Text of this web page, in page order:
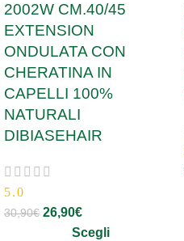
2002W CM.40/45
EXTENSION
ONDULATA CON
CHERATINA IN
CAPELLI 100%
NATURALI
DIBIASEHAIR
5.0
30,90€ 26,90€
Scegli